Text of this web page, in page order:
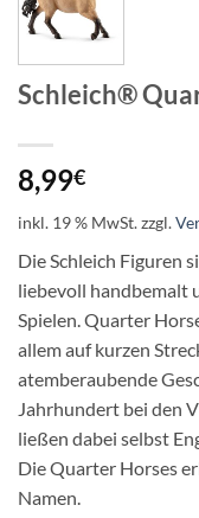
Schleich®
8,99€
inkl. 19 % MwSt.zzgl.
Die Schleich Figuren
liebevoll handbemalt
Spielen. Quarter
allem auf kurzen
atemberaubende
Jahrhundert bei den
ließen dabei selbst
Die Quarter Horses
Namen.